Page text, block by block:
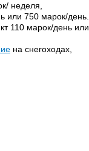
неделя,
или 750 марок/день.
110 марок/день или
на снегоходах,